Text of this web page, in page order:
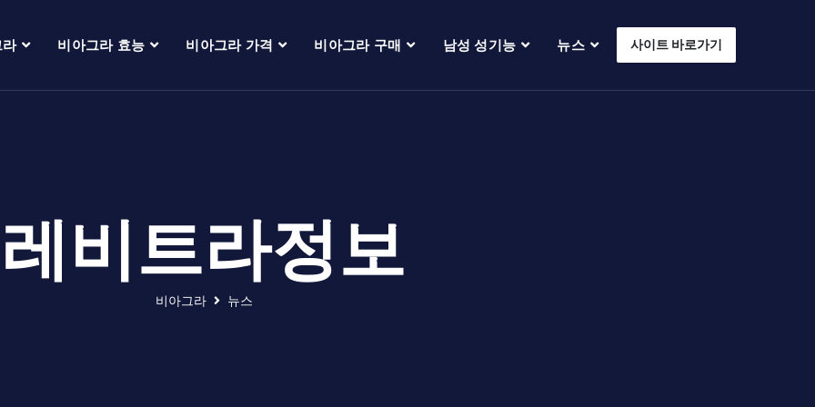
비아그라 효능 비아그라 가격 비아그라 구매 남성 성기능 뉴스 사이트 바로가기
레비트라정보
비아그라 뉴스